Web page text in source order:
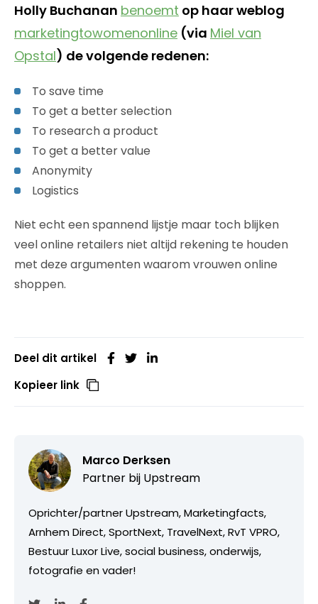
Holly Buchanan benoemt op haar weblog
marketingtowomenonline (via Miel van
Opstal) de volgende redenen:
To save time
To get a better selection
To research a product
To get a better value
Anonymity
Logistics
Niet echt een spannend lijstje maar toch blijken
veel online retailers niet altijd rekening te houden
met deze argumenten waarom vrouwen online
shoppen.
Deel dit artikel
Kopieer link
Marco Derksen
Partner bij Upstream
Oprichter/partner Upstream, Marketingfacts,
Arnhem Direct, SportNext, TravelNext, RvT VPRO,
Bestuur Luxor Live, social business, onderwijs,
fotografie en vader!